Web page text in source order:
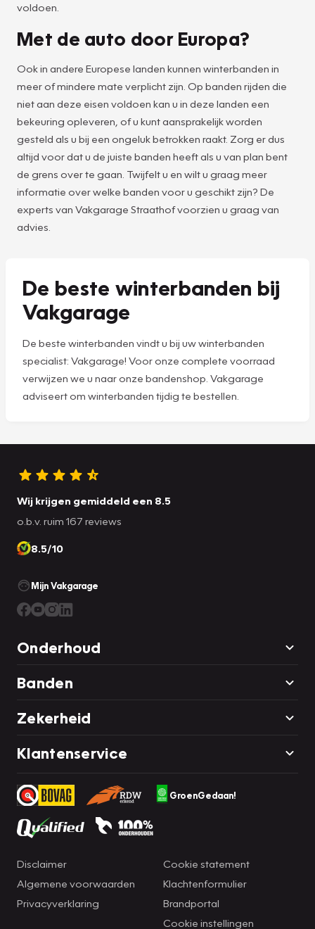
voldoen.
Met de auto door Europa?
Ook in andere Europese landen kunnen winterbanden in
meer of mindere mate verplicht zijn. Op banden rijden die
niet aan deze eisen voldoen kan u in deze landen een
bekeuring opleveren, of u kunt aansprakelijk worden
gesteld als u bij een ongeluk betrokken raakt. Zorg er dus
altijd voor dat u de juiste banden heeft als u van plan bent
de grens over te gaan. Twijfelt u en wilt u graag meer
informatie over welke banden voor u geschikt zijn? De
experts van Vakgarage Straathof voorzien u graag van
advies.
De beste winterbanden bij
Vakgarage
De beste winterbanden vindt u bij uw winterbanden
specialist: Vakgarage! Voor onze complete voorraad
verwijzen we u naar onze bandenshop. Vakgarage
adviseert om winterbanden tijdig te bestellen.
Wij krijgen gemiddeld een 8.5
o.b.v. ruim 167 reviews
8.5/10
Mijn Vakgarage
Onderhoud
Banden
Zekerheid
Klantenservice
GroenGedaan!
Disclaimer
Algemene voorwaarden
Privacyverklaring
Cookie statement
Klachtenformulier
Brandportal
Cookie instellingen